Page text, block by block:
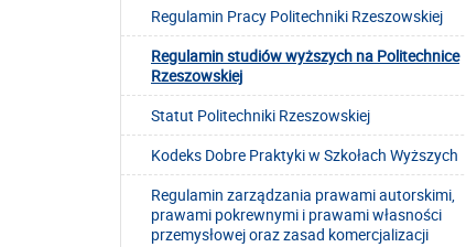
Regulamin Pracy Politechniki Rzeszowskiej
Regulamin studiów wyższych na Politechnice
Rzeszowskiej
Statut Politechniki Rzeszowskiej
Kodeks Dobre Praktyki w Szkołach Wyższych
Regulamin zarządzania prawami autorskimi,
prawami pokrewnymi i prawami własności
przemysłowej oraz zasad komercjalizacji